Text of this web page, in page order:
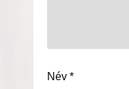
Név *